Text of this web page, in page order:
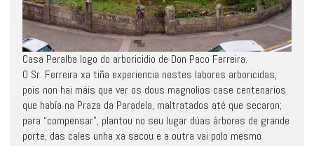
Casa Peralba logo do arboricidio de Don Paco Ferreira.
O Sr. Ferreira xa tiña experiencia nestes labores arboricidas,
pois non hai máis que ver os dous magnolios case centenarios
que había na Praza da Paradela, maltratados até que secaron;
para “compensar”, plantou no seu lugar dúas árbores de grande
porte, das cales unha xa secou e a outra vai polo mesmo